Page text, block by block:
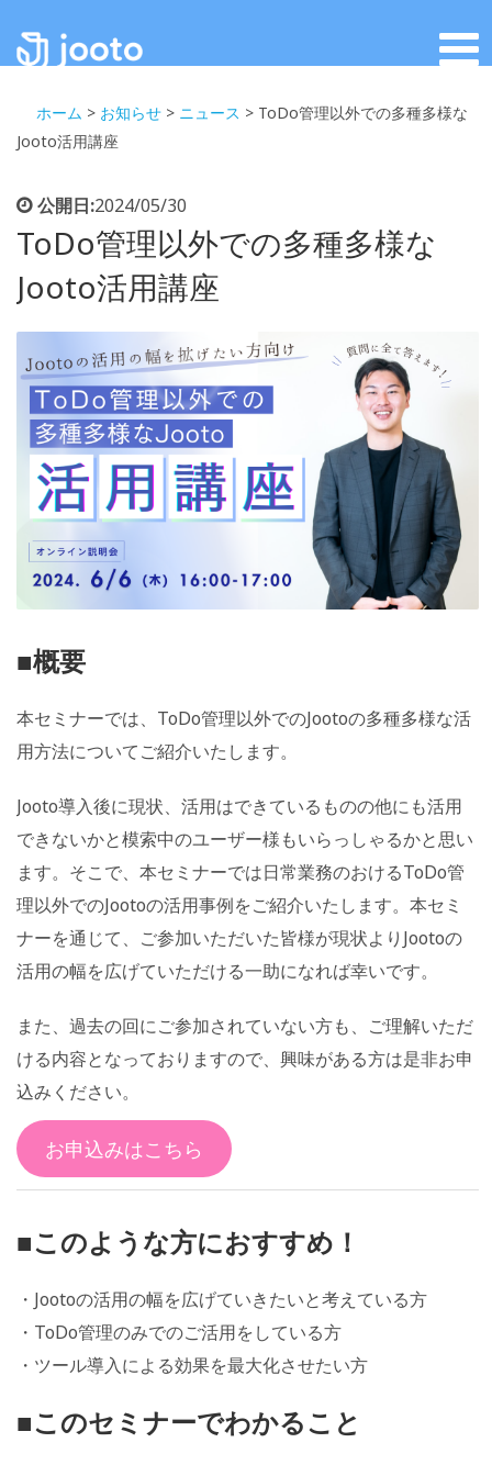
ホーム > お知らせ > ニュース > ToDo管理以外での多種多様な
Jooto活用講座
公開日:2024/05/30
ToDo管理以外での多種多様な
Jooto活用講座
■概要
本セミナーでは、ToDo管理以外でのJootoの多種多様な活
用方法についてご紹介いたします。
Jooto導入後に現状、活用はできているものの他にも活用
できないかと模索中のユーザー様もいらっしゃるかと思い
ます。そこで、本セミナーでは日常業務のおけるToDo管
理以外でのJootoの活用事例をご紹介いたします。本セミ
ナーを通じて、ご参加いただいた皆様が現状よりJootoの
活用の幅を広げていただける一助になれば幸いです。
また、過去の回にご参加されていない方も、ご理解いただ
ける内容となっておりますので、興味がある方は是非お申
込みください。
お申込みはこちら
■このような方におすすめ！
・Jootoの活用の幅を広げていきたいと考えている方
・ToDo管理のみでのご活用をしている方
・ツール導入による効果を最大化させたい方
■このセミナーでわかること